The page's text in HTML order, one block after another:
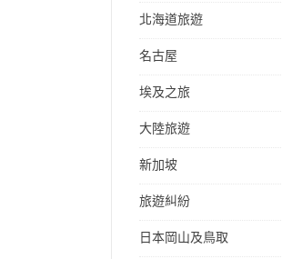
北海道旅遊
名古屋
埃及之旅
大陸旅遊
新加坡
旅遊糾紛
日本岡山及鳥取